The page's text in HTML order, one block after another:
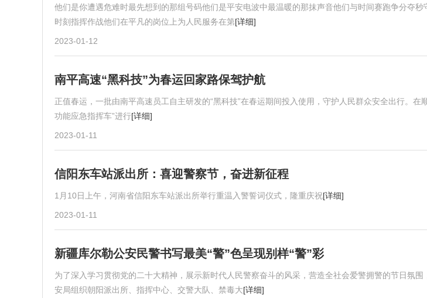
他们是你遭遇危难时最先想到的那组号码他们是平安电波中最温暖的那抹声音他们与时间赛跑争分夺
时刻指挥作战他们在平凡的岗位上为人民服务在第[详细]
2023-01-12
南平高速“黑科技”为春运回家路保驾护航
正值春运，一批由南平高速员工自主研发的“黑科技”在春运期间投入使用，守护人民群众安全出行。在
功能应急指挥车”进行[详细]
2023-01-11
信阳东车站派出所：喜迎警察节，奋进新征程
1月10日上午，河南省信阳东车站派出所举行重温入警誓词仪式，隆重庆祝[详细]
2023-01-11
新疆库尔勒公安民警书写最美“警”色呈现别样“警”彩
为了深入学习贯彻党的二十大精神，展示新时代人民警察奋斗的风采，营造全社会爱警拥警的节日氛
安局组织朝阳派出所、指挥中心、交警大队、禁毒大[详细]